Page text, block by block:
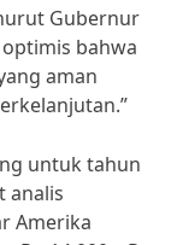
Gubernur
optimis bahwa
aman
untuk tahun
analis
Amerika